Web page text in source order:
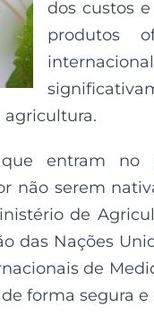
dos custos
produtos
agricultura.
que entram
não serem
de
das Nações
de
forma segura